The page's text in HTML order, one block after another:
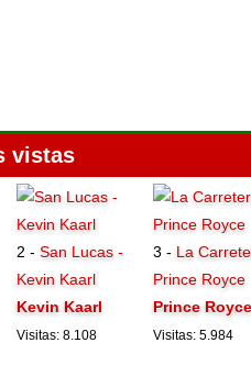
vistas
2 - San Lucas -
Kevin Kaarl
Kevin Kaarl
Visitas: 8.108
3 - La
Prince Royce
Prince Royce
Visitas: 5.984